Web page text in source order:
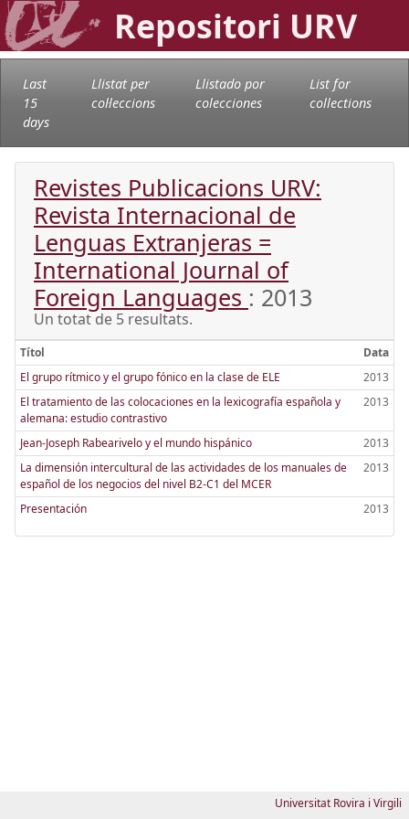
Repositori URV
Last
15
days
Llistat per
col·leccions
Llistado por
colecciones
List for
collections
Revistes Publicacions URV:
Revista Internacional de
Lenguas Extranjeras =
International Journal of
Foreign Languages : 2013
Un totat de 5 resultats.
Títol
Data
El grupo rítmico y el grupo fónico en la clase de ELE
2013
El tratamiento de las colocaciones en la lexicografía española y
alemana: estudio contrastivo
2013
Jean-Joseph Rabearivelo y el mundo hispánico
2013
La dimensión intercultural de las actividades de los manuales de
español de los negocios del nivel B2-C1 del MCER
2013
Presentación 2013
Universitat Rovira i Virgili